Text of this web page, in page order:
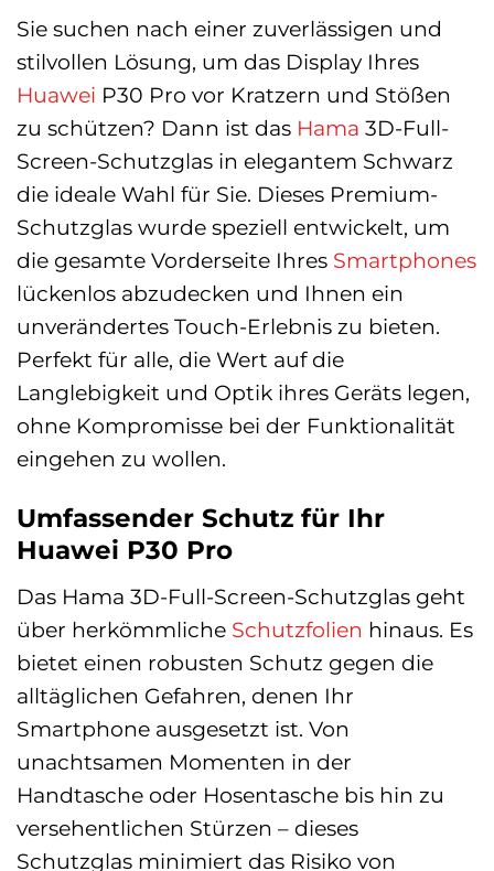
Sie suchen nach einer zuverlässigen und
stilvollen Lösung, um das Display Ihres
Huawei P30 Pro vor Kratzern und Stößen
zu schützen? Dann ist das Hama 3D-Full-
Screen-Schutzglas in elegantem Schwarz
die ideale Wahl für Sie. Dieses Premium-
Schutzglas wurde speziell entwickelt, um
die gesamte Vorderseite Ihres Smartphones
lückenlos abzudecken und Ihnen ein
unverändertes Touch-Erlebnis zu bieten.
Perfekt für alle, die Wert auf die
Langlebigkeit und Optik ihres Geräts legen,
ohne Kompromisse bei der Funktionalität
eingehen zu wollen.
Umfassender Schutz für Ihr
Huawei P30 Pro
Das Hama 3D-Full-Screen-Schutzglas geht
über herkömmliche Schutzfolien hinaus. Es
bietet einen robusten Schutz gegen die
alltäglichen Gefahren, denen Ihr
Smartphone ausgesetzt ist. Von
unachtsamen Momenten in der
Handtasche oder Hosentasche bis hin zu
versehentlichen Stürzen – dieses
Schutzglas minimiert das Risiko von